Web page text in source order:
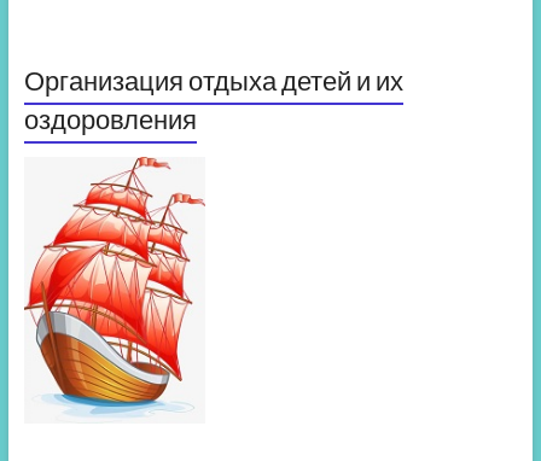
Организация отдыха детей и их
оздоровления